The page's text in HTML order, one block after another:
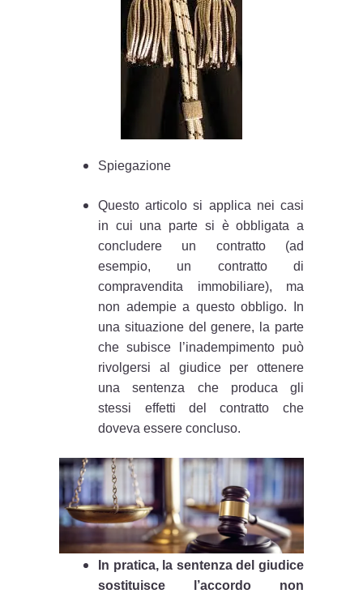
Spiegazione
Questo articolo si applica nei casi
in cui una parte si è obbligata a
concludere un contratto (ad
esempio, un contratto di
compravendita immobiliare), ma
non adempie a questo obbligo. In
una situazione del genere, la parte
che subisce l’inadempimento può
rivolgersi al giudice per ottenere
una sentenza che produca gli
stessi effetti del contratto che
doveva essere concluso.
In pratica, la sentenza del giudice
sostituisce l’accordo non